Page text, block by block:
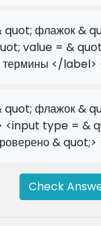
quot; флажок &
value = &
</label>
флажок &
<input type = &
& quot;>
Check